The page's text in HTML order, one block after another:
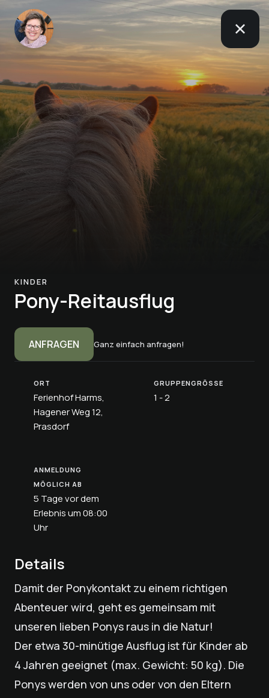
KINDER
Pony-Reitausflug
ANFRAGEN Ganz einfach anfragen!
ORT
Ferienhof Harms,
Hagener Weg 12,
Prasdorf
GRUPPENGRÖSSE
1 - 2
ANMELDUNG
MÖGLICH AB
5 Tage vor dem
Erlebnis um 08:00
Uhr
Details
Damit der Ponykontakt zu einem richtigen
Abenteuer wird, geht es gemeinsam mit
unseren lieben Ponys raus in die Natur!
Der etwa 30-minütige Ausflug ist für Kinder ab
4 Jahren geeignet (max. Gewicht: 50 kg). Die
Ponys werden von uns oder von den Eltern